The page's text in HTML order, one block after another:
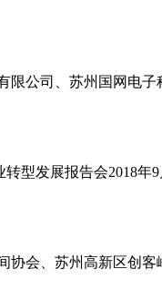
限公司、苏州国网电
转型发展报告会2018
会、苏州高新区创客